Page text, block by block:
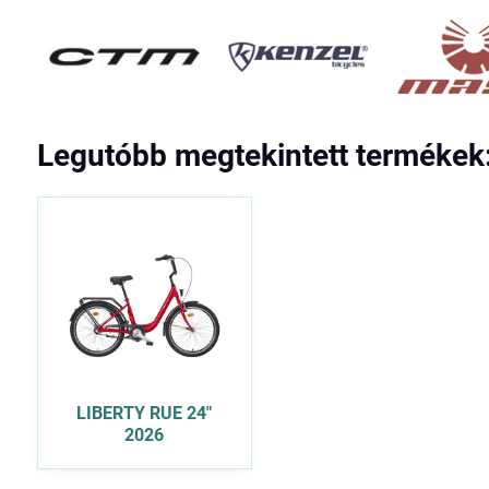
Legutóbb megtekintett
LIBERTY RUE 24"
2026